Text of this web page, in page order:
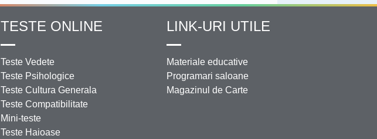
TESTE ONLINE
Teste Vedete
Teste Psihologice
Teste Cultura Generala
Teste Compatibilitate
Mini-teste
Teste Haioase
LINK-URI UTILE
Materiale educative
Programari saloane
Magazinul de Carte